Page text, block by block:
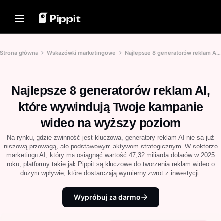
Home
Rozwiązania
Zasoby
Modele AI
Rozwiązania
Rozwiązanie Wideo Jednym
Kliknięciem
Natychmiast twórz angażujące
filmy marketingowe,
lub przesyłając materiały wizualne
za pomocą naszego generatora
wideo wspieranego przez AI.
Zasoby
Społeczność
PowerLab E-commerce
TikTok Ads Manager
Historie Klientów
Historia KraftGeek
Historia Paw Smart
Historia Sleep Shop
Historia Lover Brand Fashion
Centrum Treści
Wskazówki dotyczące
Obrazów
Zmień Tło Zdjęcia Online
Najlepsze 8 Narzędzi do
Zmiany Rozmiaru Obrazów w
2024
Wskazówki dotyczące
Przezroczystych Teł
Wskazówki Promocyjne
Zwiększające Sprzedaż
10 Pomysłów na Filmy
Modele AI
Modele AI
Seedream
Seedance
Nano Banana Pro
Strona główna Wskazówki marketingowe Najlepsze 8 generatorów reklam AI, które wywindują Twoje kampanie wideo na wyższy poziom
Najlepsze 8 generatorów reklam AI,
które wywindują Twoje kampanie
wideo na wyższy poziom
Na rynku, gdzie zwinność jest kluczowa, generatory reklam AI nie są już
niszową przewagą, ale podstawowym aktywem strategicznym. W sektorze
marketingu AI, który ma osiągnąć wartość 47,32 miliarda dolarów w 2025
roku, platformy takie jak Pippit są kluczowe do tworzenia reklam wideo o
dużym wpływie, które dostarczają wymierny zwrot z inwestycji.
Wypróbuj za darmo